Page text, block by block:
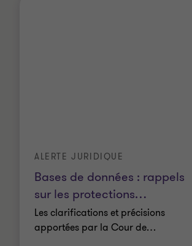
Bases de données : rappels
sur les protections…
ALERTE JURIDIQUE
Les clarifications et précisions
apportées par la Cour de…